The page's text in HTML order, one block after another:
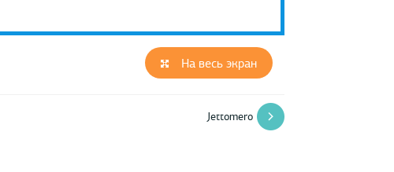
На весь экран
Jettomero